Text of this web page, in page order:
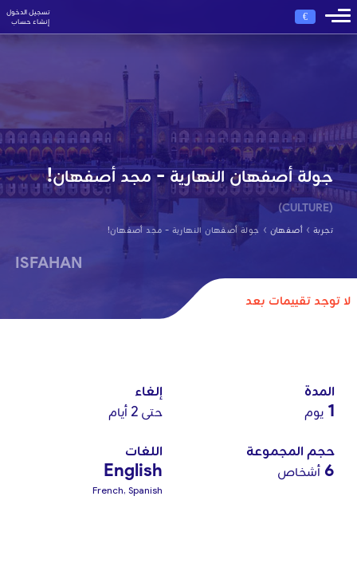
€
تسجيل الدخول
إنشاء حساب
جولة أصفهان النهارية - مجد أصفهان!
(CULTURE)
تجربة › أصفهان › جولة أصفهان النهارية - مجد أصفهان!
لا توجد تقييمات بعد
ISFAHAN
المدة
1 يوم
إلغاء
حتى 2 أيام
حجم المجموعة
6 أشخاص
اللغات
English
French, Spanish